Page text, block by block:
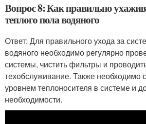
Вопрос 8: Как правильно
теплого пола водяного
Ответ: Для правильного ухода за
водяного необходимо регулярно
системы, чистить фильтры и
техобслуживание. Также необходимо
уровнем теплоносителя в системе и
необходимости.